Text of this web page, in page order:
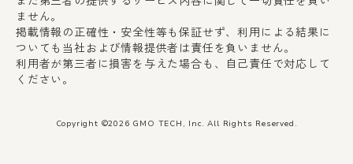
ません。
掲載情報の正確性・安全性等も保証せず、利用による結果に
ついても当社および情報提供者は責任を負いません。
利用者が第三者に損害を与えた場合も、自己責任で対応して
ください。
Copyright ©2026 GMO TECH, Inc. All Rights Reserved.